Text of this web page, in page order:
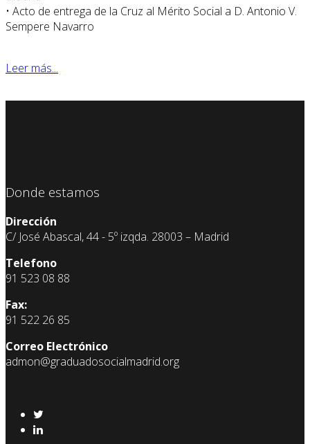
• Acto de entrega de la Cruz al Mérito Social a D. Antonio V.
Sempere Navarro
Leer más...
Donde estamos
Dirección
C/ José Abascal, 44 - 5º izqda. 28003 – Madrid
Telefono
91 523 08 88
Fax:
91 522 26 85
Correo Electrónico
admon@graduadosocialmadrid.org